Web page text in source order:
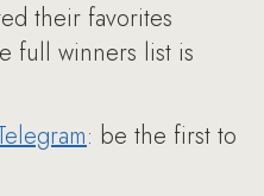
their favorites
full winners list is
: be the first to